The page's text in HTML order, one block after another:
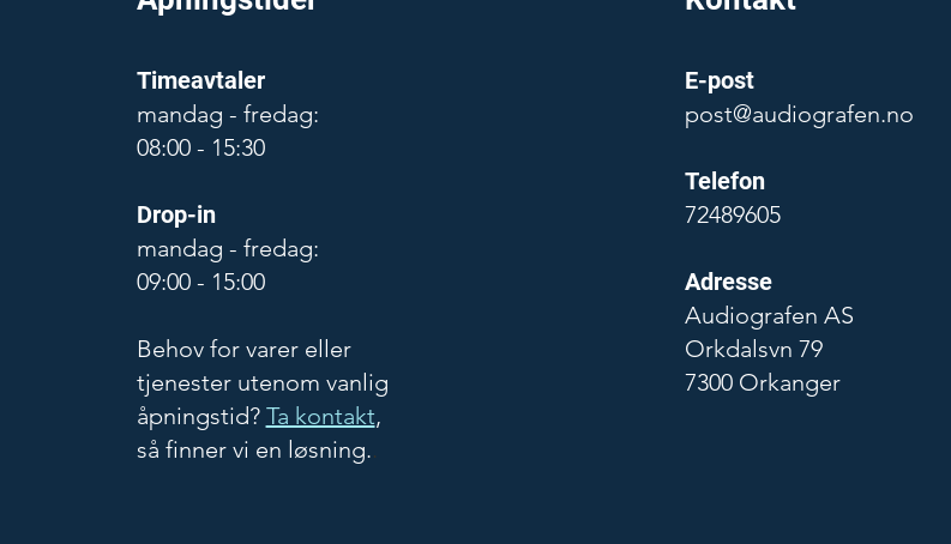
Timeavtaler
mandag - fredag:
08:00 - 15:30
Drop-in
mandag - fredag:
09:00 - 15:00
Behov for varer eller
tjenester utenom vanlig
åpningstid? Ta kontakt,
så finner vi en løsning..
E-post
post@audiografen.no
Telefon
72489605
Adresse
Audiografen AS
Orkdalsvn 79
7300 Orkanger